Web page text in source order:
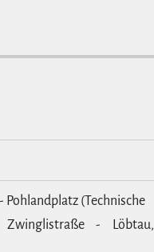
(Technische
Zwinglistraße - Löbtau,